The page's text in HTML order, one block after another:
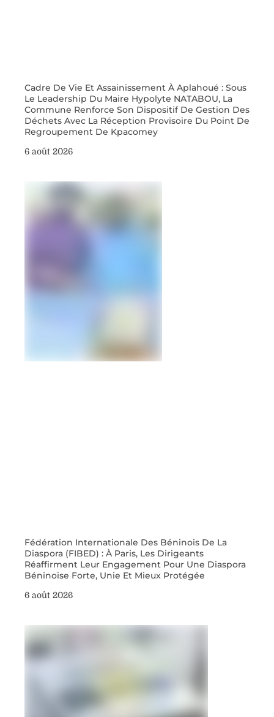
Cadre De Vie Et Assainissement À Aplahoué : Sous
Le Leadership Du Maire Hypolyte NATABOU, La
Commune Renforce Son Dispositif De Gestion Des
Déchets Avec La Réception Provisoire Du Point De
Regroupement De Kpacomey
6 août 2026
Fédération Internationale Des Béninois De La
Diaspora (FIBED) : À Paris, Les Dirigeants
Réaffirment Leur Engagement Pour Une Diaspora
Béninoise Forte, Unie Et Mieux Protégée
6 août 2026